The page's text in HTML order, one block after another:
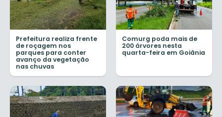
Prefeitura realiza frente
de roçagem nos
parques para conter
avanço da vegetação
nas chuvas
Comurg poda mais de
200 árvores nesta
quarta-feira em Goiânia